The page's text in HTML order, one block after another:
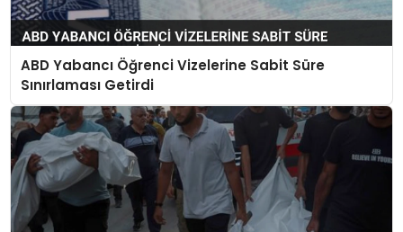
ABD Yabancı Öğrenci Vizelerine Sabit Süre
Sınırlaması Getirdi